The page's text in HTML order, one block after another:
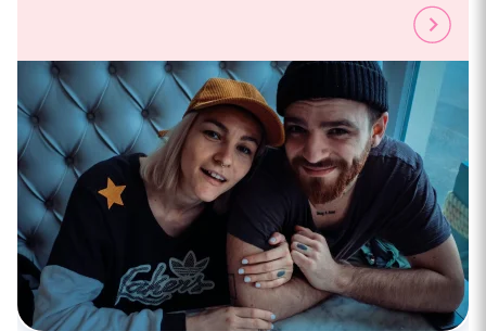
4 minutes
Faire des rencontres à Montauban